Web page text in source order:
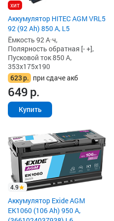
хит
Аккумулятор HITEC AGM VRL5
92 (92 Ah) 850 А, L5
Ёмкость 92 А·ч,
Полярность обратная [- +],
Пусковой ток 850 А,
353x175x190
623р. при сдаче акб
649р.
Купить
4.9
Аккумулятор Exide AGM
EK1060 (106 Ah) 950 А,